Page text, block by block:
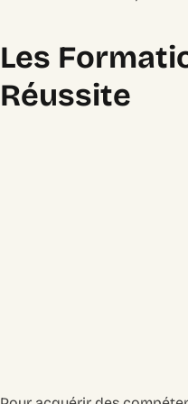
Les
Réussite